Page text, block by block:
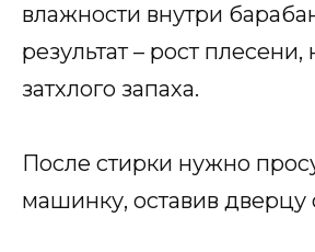
влажности внутри
результат – рост плесени,
затхлого запаха.
После стирки нужно
машинку, оставив дверцу